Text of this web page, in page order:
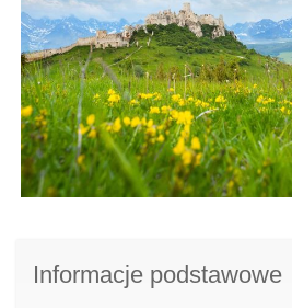
Informacje podstawowe